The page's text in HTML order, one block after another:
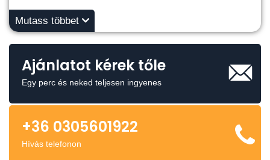
Mutass többet
Ajánlatot kérek tőle
Egy perc és neked teljesen ingyenes
+36 0305601922
Hívás telefonon